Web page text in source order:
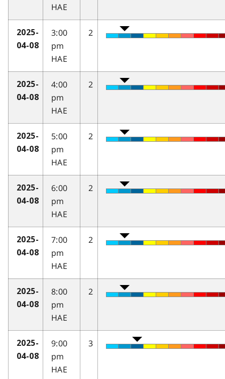
HAE
2025-
04-08
3:00
pm
HAE
2
2025-
04-08
4:00
pm
HAE
2
2025-
04-08
5:00
pm
HAE
2
2025-
04-08
6:00
pm
HAE
2
2025-
04-08
7:00
pm
HAE
2
2025-
04-08
8:00
pm
HAE
2
2025-
04-08
9:00
pm
HAE
3